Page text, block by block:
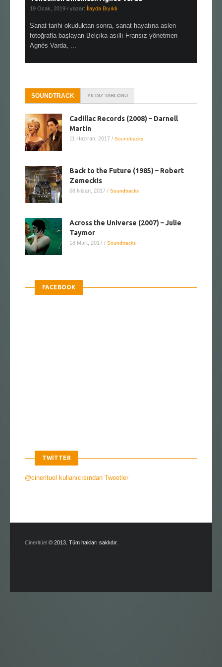
19 Ocak, 2019 / yazar: İlayda Bıyıklı
Sanat tarihi okuduktan sonra, sanat hayatına aslen
fotoğrafla başlayan Belçika asıllı Fransız yönetmen
Agnès Varda, ...
SOUNDTRACK YILDIZ TABLOSU
Cadillac Records (2008) – Darnell
Martin
11 Haziran, 2017 / Soundtracks
Back to the Future (1985) – Robert
Zemeckis
08 Nisan, 2017 / Soundtracks
Across the Universe (2007) – Julie
Taymor
18 Mart, 2017 / Soundtracks
FACEBOOK
TWITTER
@cinerituel kullanıcısından Tweetler
Cineritüel © 2013. Tüm hakları saklıdır.